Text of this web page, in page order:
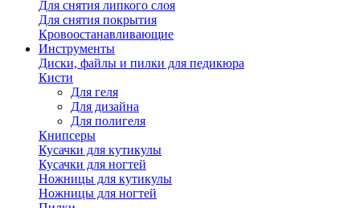
Для снятия липкого слоя
Для снятия покрытия
Кровоостанавливающие
Инструменты
Диски, файлы и пилки для педикюра
Кисти
Для геля
Для дизайна
Для полигеля
Книпсеры
Кусачки для кутикулы
Кусачки для ногтей
Ножницы для кутикулы
Ножницы для ногтей